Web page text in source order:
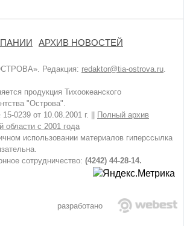
АРХИВ НОВОСТЕЙ
Редакция: redaktor@tia-ostrova.ru.
продукция Тихоокеанского
"Острова".
0239 от 10.08.2001 г. ||
Полный архив
области с 2001 года
использовании материалов гиперссылка
сотрудничество: (4242) 44-28-14.
разработано